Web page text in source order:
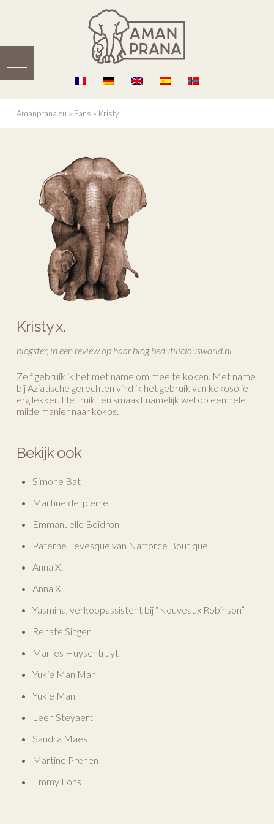
Amanprana.eu » Fans » Kristy
Kristy x.
blogster, in een review op haar blog beautiliciousworld.nl
Zelf gebruik ik het met name om mee te koken. Met name
bij Aziatische gerechten vind ik het gebruik van kokosolie
erg lekker. Het ruikt en smaakt namelijk wel op een hele
milde manier naar kokos.
Bekijk ook
Simone Bat
Martine del pierre
Emmanuelle Boidron
Paterne Levesque van Natforce Boutique
Anna X.
Anna X.
Yasmina, verkoopassistent bij “Nouveaux Robinson”
Renate Singer
Marlies Huysentruyt
Yukie Man Man
Yukie Man
Leen Steyaert
Sandra Maes
Martine Prenen
Emmy Fons